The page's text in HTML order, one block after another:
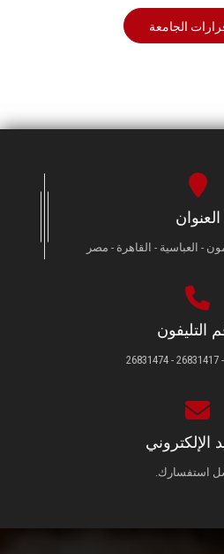
الجامعة
العنوان
- العباسية - القاهرة - مصر
التليفون
الإلكتروني
استفسارك.